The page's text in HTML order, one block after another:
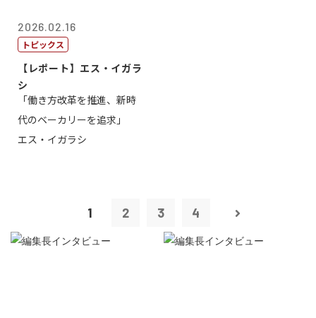
2026.02.16
トピックス
【レポート】エス・イガラ
シ
「働き方改革を推進、新時
代のベーカリーを追求」
エス・イガラシ
1 2 3 4